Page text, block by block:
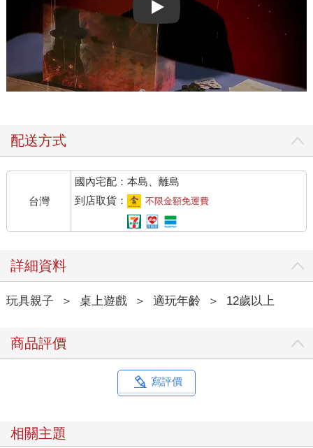
Play video
配送方式
台灣
國內宅配：本島、離島
到店取貨：
不限金額免運費
詳細資料
玩具親子 ＞ 桌上遊戲 ＞ 適玩年齡 ＞ 12歲以上
商品評價
寫評價
相關主題